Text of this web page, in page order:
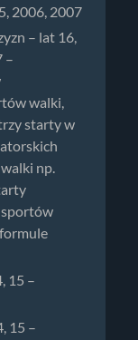
2006, 2007
– lat 16,
–
walki,
starty w
np.
sportów
15 –
15 –